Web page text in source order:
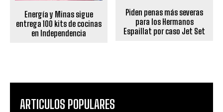
Energía y Minas sigue
entrega 100 kits de cocinas
en Independencia
Piden penas más severas
para los Hermanos
Espaillat por caso Jet Set
ARTICULOS POPULARES